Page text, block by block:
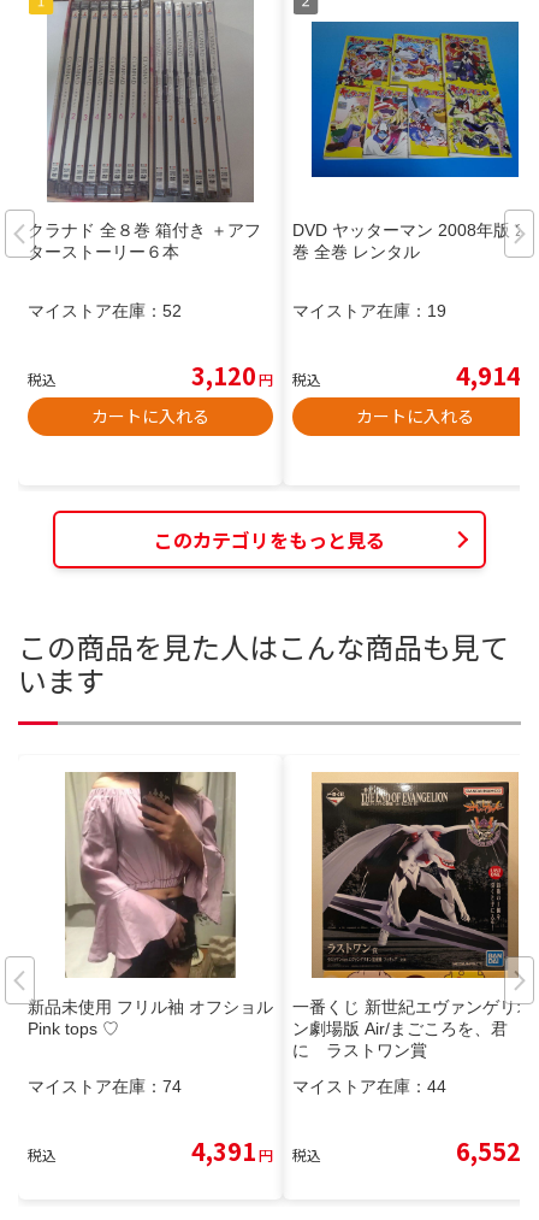
クラナド 全８巻 箱付き ＋アフ
ターストーリー６本
マイストア在庫： 52
税込 3,120円
カートに入れる
DVD ヤッターマン 2008年版 21
巻 全巻 レンタル
マイストア在庫： 19
税込 4,914
カートに入れる
このカテゴリをもっと見る
この商品を見た人はこんな商品も見て
います
新品未使用 フリル袖 オフショル
Pink tops ♡
マイストア在庫： 74
税込 4,391円
一番くじ 新世紀エヴァンゲリオ
ン劇場版 Air/まごころを、君
に ラストワン賞
マイストア在庫： 44
税込 6,552